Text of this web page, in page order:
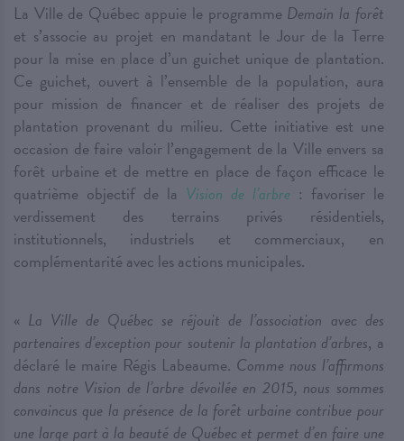
La Ville de Québec appuie le programme Demain la forêt
et s’associe au projet en mandatant le Jour de la Terre
pour la mise en place d’un guichet unique de plantation.
Ce guichet, ouvert à l’ensemble de la population, aura
pour mission de financer et de réaliser des projets de
plantation provenant du milieu. Cette initiative est une
occasion de faire valoir l’engagement de la Ville envers sa
forêt urbaine et de mettre en place de façon efficace le
quatrième objectif de la Vision de l’arbre: favoriser le
verdissement des terrains privés résidentiels,
institutionnels, industriels et commerciaux, en
complémentarité avec les actions municipales.
« La Ville de Québec se réjouit de l’association avec des
partenaires d’exception pour soutenir la plantation d’arbres, a
déclaré le maire Régis Labeaume. Comme nous l’affirmons
dans notre Vision de l’arbre dévoilée en 2015, nous sommes
convaincus que la présence de la forêt urbaine contribue pour
une large part à la beauté de Québec et permet d’en faire une